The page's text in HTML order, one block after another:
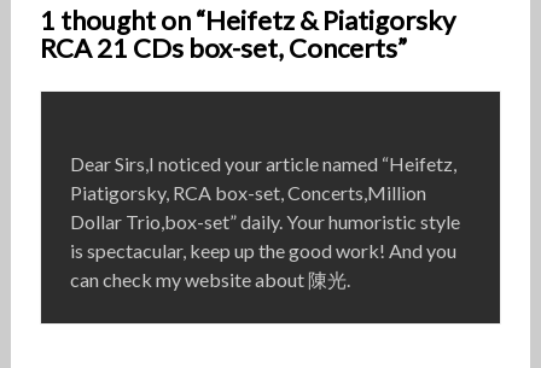
1 thought on “Heifetz & Piatigorsky
RCA 21 CDs box-set, Concerts”
Dear Sirs,I noticed your article named “Heifetz,
Piatigorsky, RCA box-set, Concerts,Million
Dollar Trio,box-set” daily. Your humoristic style
is spectacular, keep up the good work! And you
can check my website about 陳光.